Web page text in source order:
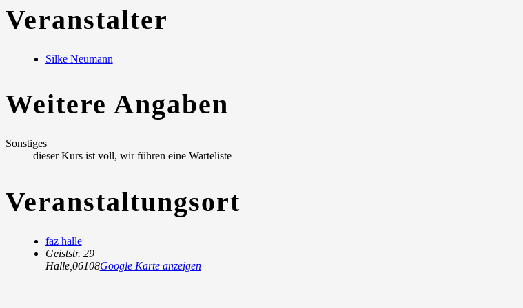
Veranstalter
Silke Neumann
Weitere Angaben
Sonstiges
dieser Kurs ist voll, wir führen eine Warteliste
Veranstaltungsort
faz halle
Geiststr. 29
Halle, 06108Google Karte anzeigen